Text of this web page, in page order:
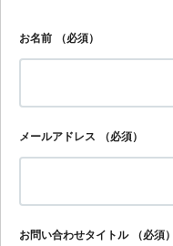
お名前 （必須）
メールアドレス （必須）
お問い合わせタイトル （必須）